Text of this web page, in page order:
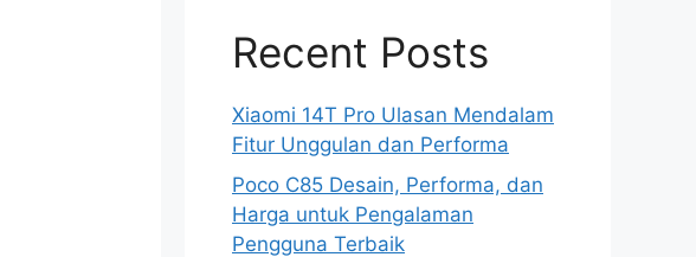
Recent Posts
Xiaomi 14T Pro Ulasan Mendalam
Fitur Unggulan dan Performa
Poco C85 Desain, Performa, dan
Harga untuk Pengalaman
Pengguna Terbaik